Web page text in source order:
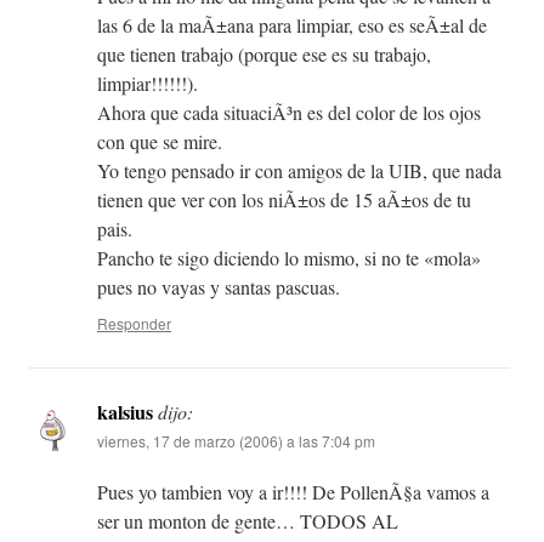
las 6 de la maÃ±ana para limpiar, eso es seÃ±al de
que tienen trabajo (porque ese es su trabajo,
limpiar!!!!!!).
Ahora que cada situaciÃ³n es del color de los ojos
con que se mire.
Yo tengo pensado ir con amigos de la UIB, que nada
tienen que ver con los niÃ±os de 15 aÃ±os de tu
pais.
Pancho te sigo diciendo lo mismo, si no te «mola»
pues no vayas y santas pascuas.
Responder
kalsiusdijo:
viernes, 17 de marzo (2006) a las 7:04 pm
Pues yo tambien voy a ir!!!! De PollenÃ§a vamos a
ser un monton de gente… TODOS AL